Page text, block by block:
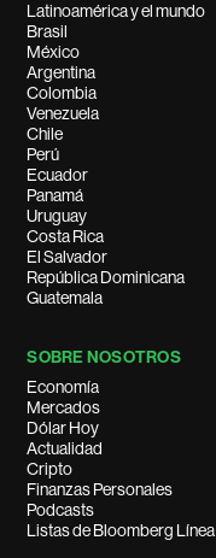
Latinoamérica y el mundo
Brasil
México
Argentina
Colombia
Venezuela
Chile
Perú
Ecuador
Panamá
Uruguay
Costa Rica
El Salvador
República Dominicana
Guatemala
SOBRE NOSOTROS
Economía
Mercados
Dólar Hoy
Actualidad
Cripto
Finanzas Personales
Podcasts
Listas de Bloomberg Línea